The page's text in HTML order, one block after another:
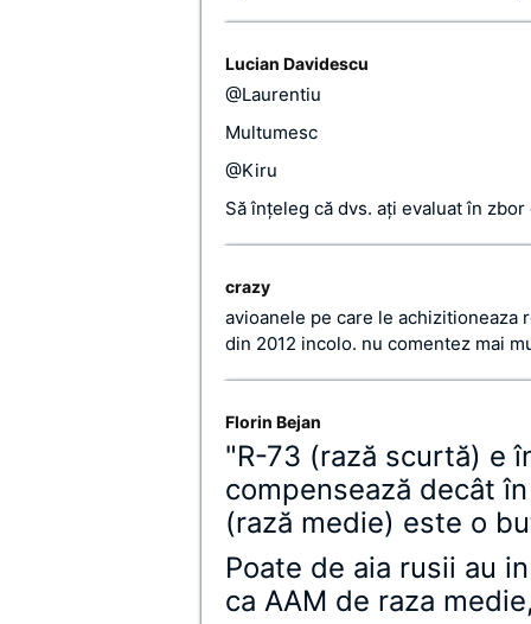
Lucian Davidescu
@Laurentiu
Multumesc
@Kiru
Să înţeleg că dvs. aţi evaluat în
crazy
avioanele pe care le achizitioneaza
din 2012 incolo. nu comentez mai
Florin Bejan
"R-73 (rază scurtă) e
compensează decât
(rază medie) este o
Poate de aia rusii au
ca AAM de raza